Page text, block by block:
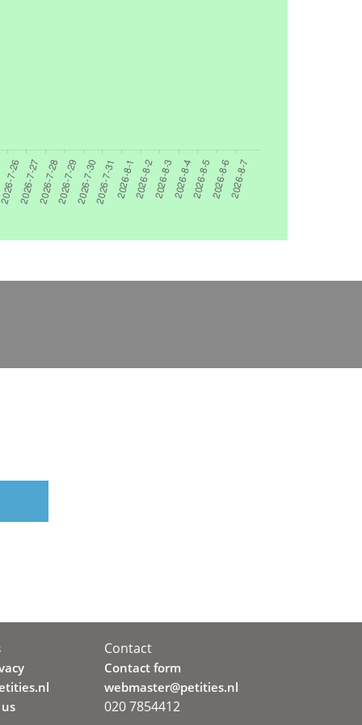
Contact
Contact form
webmaster@petities.nl
020 7854412